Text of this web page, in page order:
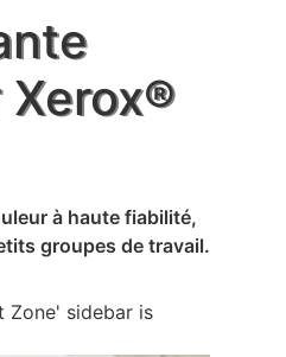
à haute fiabilité,
groupes de travail.
Zone' sidebar is